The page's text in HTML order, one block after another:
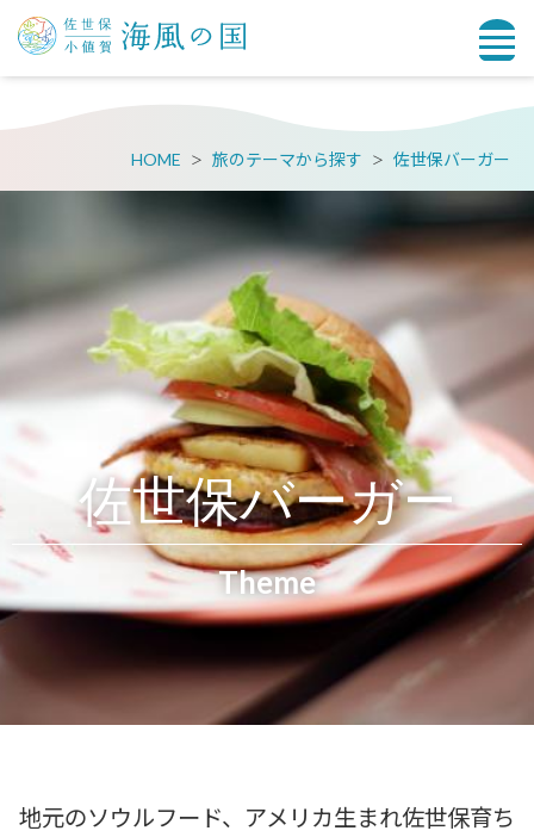
HOME 旅のテーマから探す 佐世保バーガー
佐世保バーガー
Theme
地元のソウルフード、アメリカ生まれ佐世保育ち